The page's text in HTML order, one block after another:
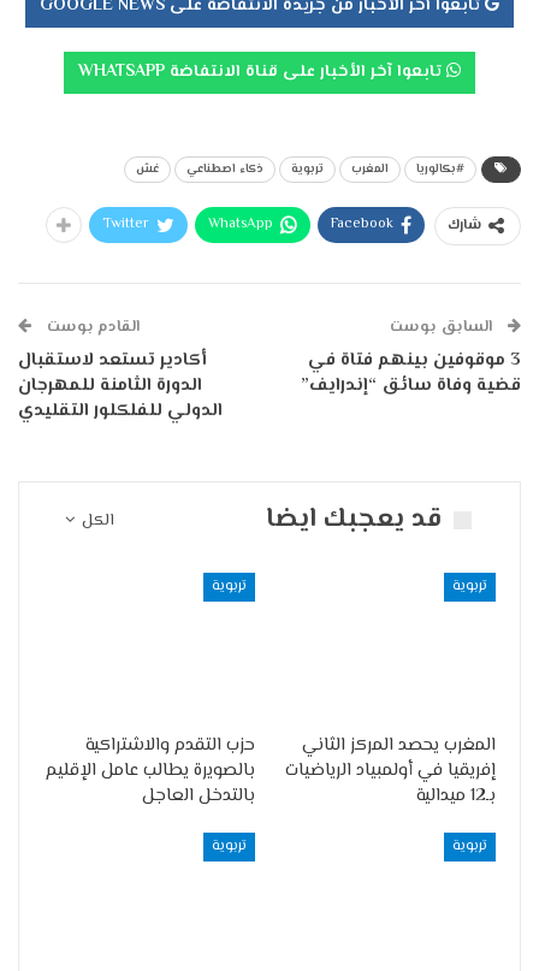
تابعوا آخر الأخبار من جريدة الانتفاضة على GOOGLE NEWS
تابعوا آخر الأخبار على قناة الانتفاضة WHATSAPP
#بكالوريا المغرب تربوية ذكاء اصطناعي غش
شارك Facebook
WhatsApp
Twitter
السابق بوست
3 موقوفين بينهم فتاة في
قضية وفاة سائق “إندرايف”
القادم بوست
أكادير تستعد لاستقبال
الدورة الثامنة للمهرجان
الدولي للفلكلور التقليدي
الكل قد يعجبك ايضا
تربوية
المغرب يحصد المركز الثاني
إفريقيا في أولمبياد الرياضيات
بـ12 ميدالية
تربوية
حزب التقدم والاشتراكية
بالصويرة يطالب عامل الإقليم
بالتدخل العاجل
تربوية تربوية